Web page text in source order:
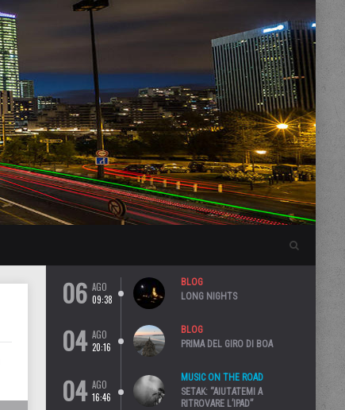
06 AGO
09:38
BLOG
LONG NIGHTS
04 AGO
20:16
BLOG
PRIMA DEL GIRO DI BOA
04 AGO
16:46
MUSIC ON THE ROAD
SETAK: “AIUTATEMI A
RITROVARE L’IPAD”